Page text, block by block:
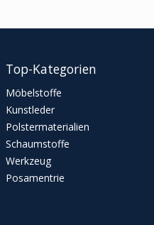
Top-Kategorien
Möbelstoffe
Kunstleder
Polstermaterialien
Schaumstoffe
Werkzeug
Posamentrie